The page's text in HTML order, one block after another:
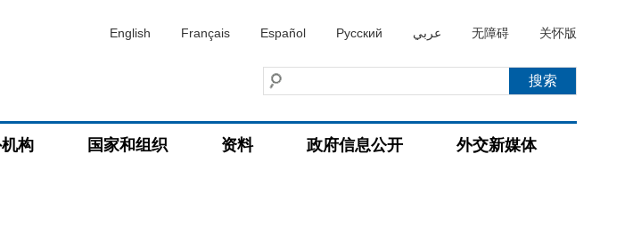
English Français Español Русский عربي 无障碍 关怀版
构 国家和组织 资料 政府信息公开 外交新媒体